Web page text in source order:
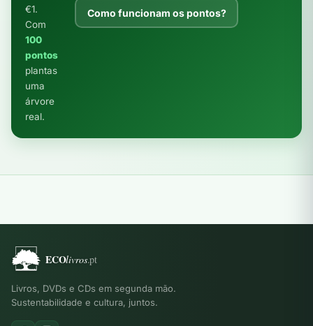
€1.
Com
100
pontos
plantas
uma
árvore
real.
Como funcionam os pontos?
Livros, DVDs e CDs em segunda mão.
Sustentabilidade e cultura, juntos.